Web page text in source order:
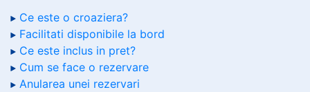
Ce este o croaziera?
Facilitati disponibile la bord
Ce este inclus in pret?
Cum se face o rezervare
Anularea unei rezervari